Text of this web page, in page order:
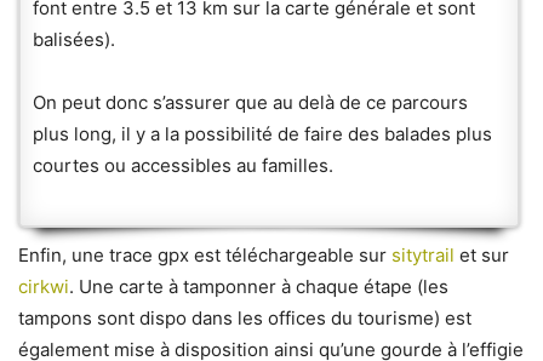
font entre 3.5 et 13 km sur la carte générale et sont
balisées).
On peut donc s’assurer que au delà de ce parcours
plus long, il y a la possibilité de faire des balades plus
courtes ou accessibles au familles.
Enfin, une trace gpx est téléchargeable sur sitytrail et sur
cirkwi. Une carte à tamponner à chaque étape (les
tampons sont dispo dans les offices du tourisme) est
également mise à disposition ainsi qu’une gourde à l’effigie